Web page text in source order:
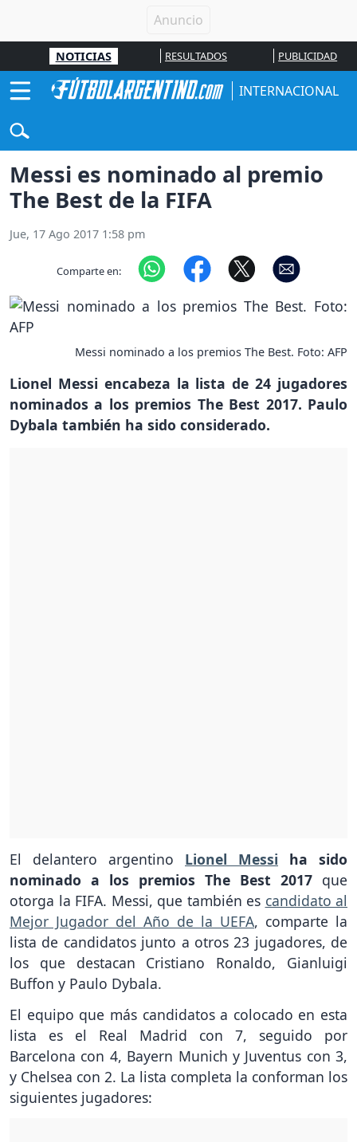
NOTICIAS RESULTADOS PUBLICIDAD
INTERNACIONAL
Messi es nominado al premio
The Best de la FIFA
Jue, 17 Ago 2017 1:58 pm
Comparte en:
Messi nominado a los premios The Best. Foto: AFP
Lionel Messi encabeza la lista de 24 jugadores
nominados a los premios The Best 2017. Paulo
Dybala también ha sido considerado.
El delantero argentino Lionel Messi ha sido
nominado a los premios The Best 2017 que
otorga la FIFA. Messi, que también es candidato al
Mejor Jugador del Año de la UEFA, comparte la
lista de candidatos junto a otros 23 jugadores, de
los que destacan Cristiano Ronaldo, Gianluigi
Buffon y Paulo Dybala.
El equipo que más candidatos a colocado en esta
lista es el Real Madrid con 7, seguido por
Barcelona con 4, Bayern Munich y Juventus con 3,
y Chelsea con 2. La lista completa la conforman los
siguientes jugadores: